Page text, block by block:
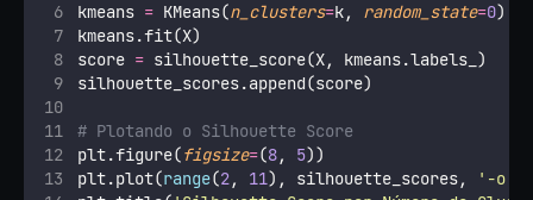
kmeans = KMeans(n_clusters=k, random_state=0)
kmeans.fit(X)
score = silhouette_score(X, kmeans.labels_)
silhouette_scores.append(score)
# Plotando o Silhouette Score
plt.figure(figsize=(8, 5))
plt.plot(range(2, 11), silhouette_scores, ' -o'